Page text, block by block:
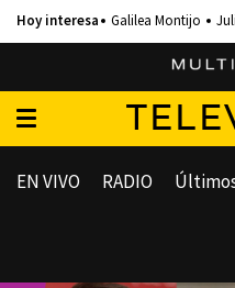
Galilea Montijo
EN VIVO RADIO